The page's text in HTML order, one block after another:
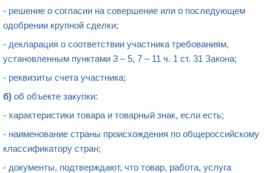
- решение о согласии на совершение или о последующем
одобрении крупной сделки;
- декларация о соответствии участника требованиям,
установленным пунктами 3 – 5, 7 – 11 ч. 1 ст. 31 Закона;
- реквизиты счета участника;
б) об объекте закупки:
- характеристики товара и товарный знак, если есть;
- наименование страны происхождения по общероссийскому
классификатору стран;
- документы, подтверждают, что товар, работа, услуга